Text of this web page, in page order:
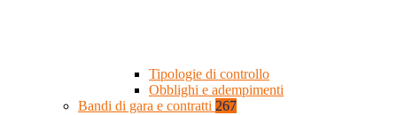
Tipologie di controllo
Obblighi e adempimenti
Bandi di gara e contratti 267